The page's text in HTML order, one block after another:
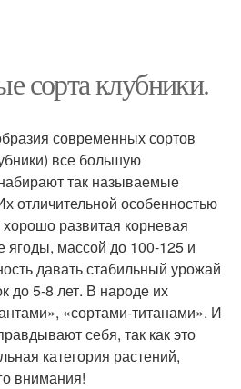
сорта клубники.
современных сортов
все большую
так называемые
отличительной особенностью
развитая корневая
ягоды, массой до 100-125 и
давать стабильный урожай
до 5-8 лет. В народе их
«сортами-титанами». И
себя, так как это
категория растений,
внимания!